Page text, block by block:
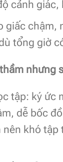
cảnh giác,
giấc chậm,
tổng giờ
nhưng
tập: ký ức
dễ bốc
nên khó tập